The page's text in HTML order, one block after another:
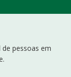
pessoas em